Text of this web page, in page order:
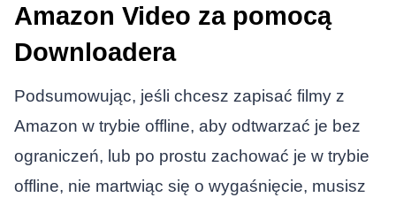
Amazon Video za pomocą
Downloadera
Podsumowując, jeśli chcesz zapisać filmy z
Amazon w trybie offline, aby odtwarzać je bez
ograniczeń, lub po prostu zachować je w trybie
offline, nie martwiąc się o wygaśnięcie, musisz